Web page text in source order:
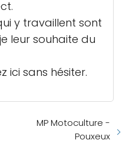
y travaillent sont
leur souhaite du
ici sans hésiter.
MP Motoculture -
Pouxeux